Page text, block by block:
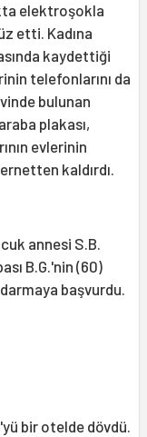
elektroşokla
etti. Kadına
kaydettiği
telefonlarını da
bulunan
plakası,
evlerinin
kaldırdı.
annesi S.B.
B.G.'nin (60)
başvurdu.
bir otelde dövdü.